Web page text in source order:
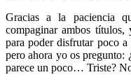
Gracias a la paciencia
compaginar ambos
para poder disfrutar poco
pero ahora yo os pregunto:
parece un poco… Triste?